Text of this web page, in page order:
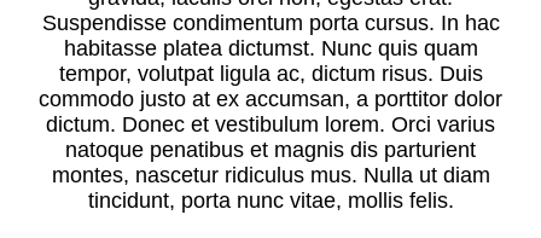
Suspendisse condimentum porta cursus. In hac
habitasse platea dictumst. Nunc quis quam
tempor, volutpat ligula ac, dictum risus. Duis
commodo justo at ex accumsan, a porttitor dolor
dictum. Donec et vestibulum lorem. Orci varius
natoque penatibus et magnis dis parturient
montes, nascetur ridiculus mus. Nulla ut diam
tincidunt, porta nunc vitae, mollis felis.